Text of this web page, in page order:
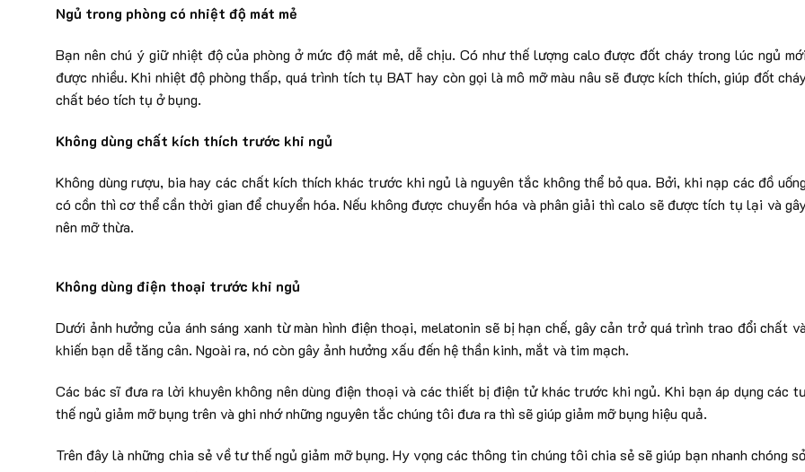
Ngủ trong phòng có nhiệt độ mát mẻ
Bạn nên chú ý giữ nhiệt độ của phòng ở mức độ mát mẻ, dễ chịu. Có như thế lượng calo được đốt cháy trong lúc ngủ mới
được nhiều. Khi nhiệt độ phòng thấp, quá trình tích tụ BAT hay còn gọi là mô mỡ màu nâu sẽ được kích thích, giúp đốt
chất béo tích tụ ở bụng.
Không dùng chất kích thích trước khi ngủ
Không dùng rượu, bia hay các chất kích thích khác trước khi ngủ là nguyên tắc không thể bỏ qua. Bởi, khi nạp các đồ uống
có cồn thì cơ thể cần thời gian để chuyển hóa. Nếu không được chuyển hóa và phân giải thì calo sẽ được tích tụ lại và
nên mỡ thừa.
Không dùng điện thoại trước khi ngủ
Dưới ảnh hưởng của ánh sáng xanh từ màn hình điện thoại, melatonin sẽ bị hạn chế, gây cản trở quá trình trao đổi chất và
khiến bạn dễ tăng cân. Ngoài ra, nó còn gây ảnh hưởng xấu đến hệ thần kinh, mắt và tim mạch.
Các bác sĩ đưa ra lời khuyên không nên dùng điện thoại và các thiết bị điện tử khác trước khi ngủ. Khi bạn áp dụng các
thế ngủ giảm mỡ bụng trên và ghi nhớ những nguyên tắc chúng tôi đưa ra thì sẽ giúp giảm mỡ bụng hiệu quả.
Trên đây là những chia sẻ về tư thế ngủ giảm mỡ bụng. Hy vọng các thông tin chúng tôi chia sẻ sẽ giúp bạn nhanh chóng